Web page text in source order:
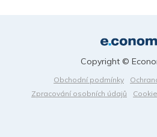
Obchodní podmínky
Zpracování osobních údajů
Copyright ©